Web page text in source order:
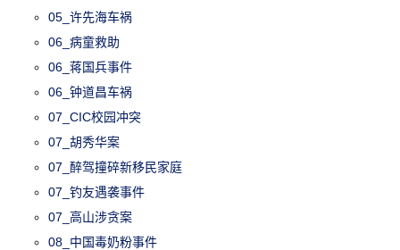
05_许先海车祸
06_病童救助
06_蒋国兵事件
06_钟道昌车祸
07_CIC校园冲突
07_胡秀华案
07_醉驾撞碎新移民家庭
07_钓友遇袭事件
07_高山涉贪案
08_中国毒奶粉事件